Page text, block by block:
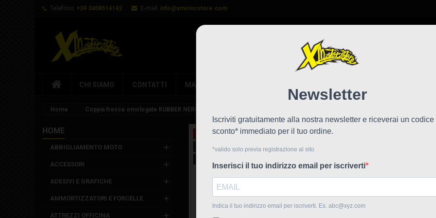
Telefono: +39 3408514142 E-mail: info@xmotorstore.com
CHI SIAMO CONTATTI MARCHI
Home Coppia frecce omologate RUBBER NERE con led
HOME
ABBIGLIAMENTO MOTO
ACCESSORI
ADESIVI E GRAFICHE
AMMORTIZZATORI E FORCELLE
ATTREZZI OFFICINA
In saldo!
Nuovo
Coppia